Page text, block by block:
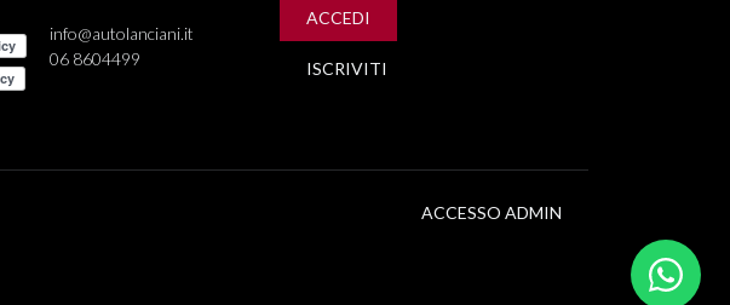
info@autolanciani.it
06 8604499
ACCEDI
ISCRIVITI
ACCESSO ADMIN